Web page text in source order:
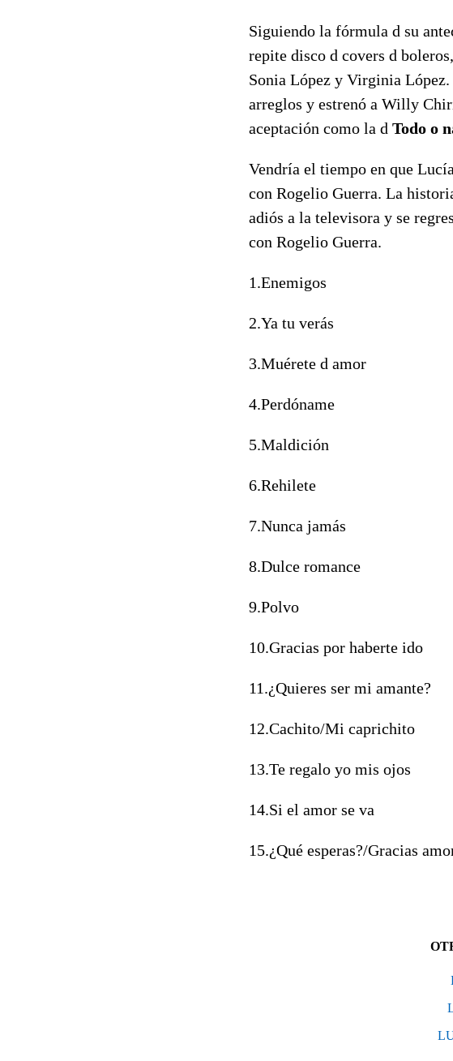
Siguiendo la fórmula d su
repite disco d covers d
Sonia López y Virginia
arreglos y estrenó a Willy
aceptación como la d Todo o
Vendría el tiempo en que
con Rogelio Guerra. La
adiós a la televisora y se
con Rogelio Guerra.
1.Enemigos
2.Ya tu verás
3.Muérete d amor
4.Perdóname
5.Maldición
6.Rehilete
7.Nunca jamás
8.Dulce romance
9.Polvo
10.Gracias por haberte ido
11.¿Quieres ser mi amante?
12.Cachito/Mi caprichito
13.Te regalo yo mis ojos
14.Si el amor se va
15.¿Qué esperas?/Gracias